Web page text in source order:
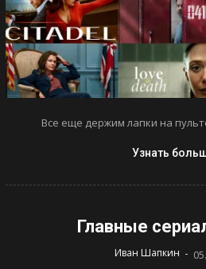
Все еще держим лапки на
Узнать
Главные
Иван Шапкин -